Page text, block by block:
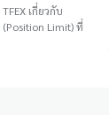
เกี่ยวกับ
Limit) ที่